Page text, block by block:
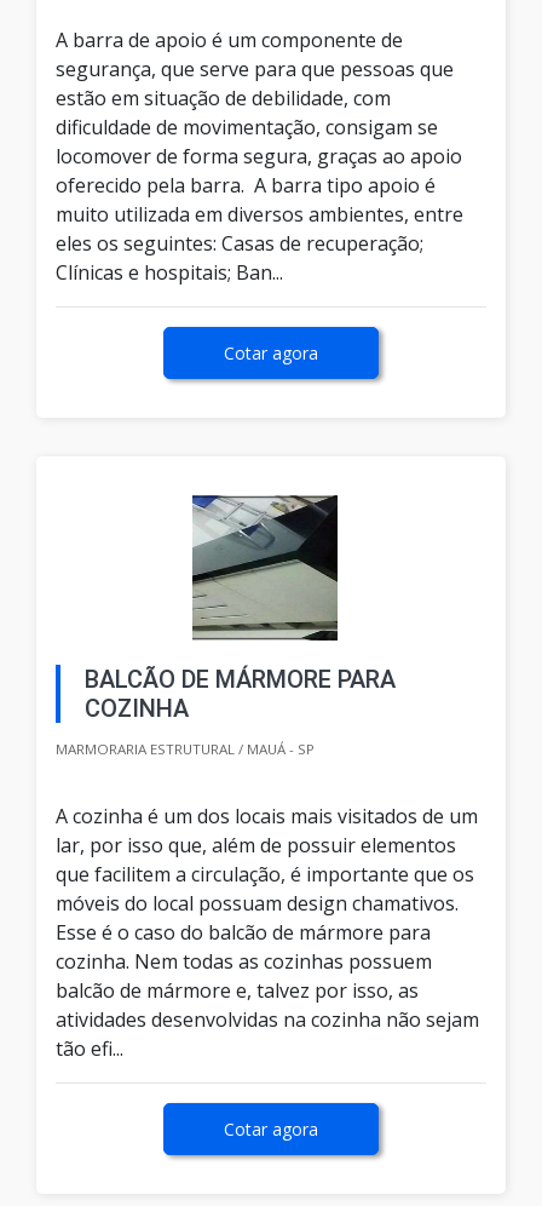
A barra de apoio é um componente de
segurança, que serve para que pessoas que
estão em situação de debilidade, com
dificuldade de movimentação, consigam se
locomover de forma segura, graças ao apoio
oferecido pela barra. A barra tipo apoio é
muito utilizada em diversos ambientes, entre
eles os seguintes: Casas de recuperação;
Clínicas e hospitais; Ban...
Cotar agora
BALCÃO DE MÁRMORE PARA
COZINHA
MARMORARIA ESTRUTURAL / MAUÁ - SP
A cozinha é um dos locais mais visitados de um
lar, por isso que, além de possuir elementos
que facilitem a circulação, é importante que os
móveis do local possuam design chamativos.
Esse é o caso do balcão de mármore para
cozinha. Nem todas as cozinhas possuem
balcão de mármore e, talvez por isso, as
atividades desenvolvidas na cozinha não sejam
tão efi...
Cotar agora